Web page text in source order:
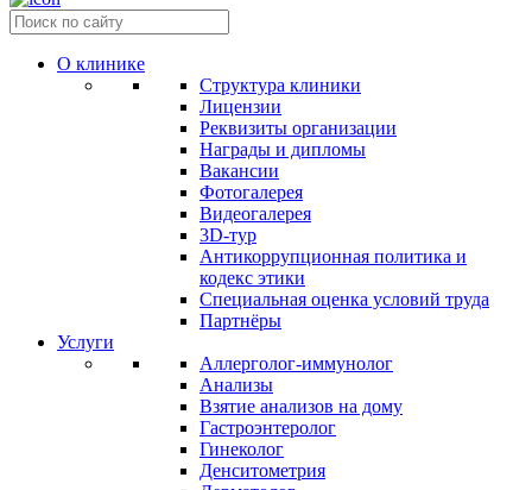
О клинике
Структура клиники
Лицензии
Реквизиты организации
Награды и дипломы
Вакансии
Фотогалерея
Видеогалерея
3D-тур
Антикоррупционная политика и
кодекс этики
Специальная оценка условий труда
Партнёры
Услуги
Аллерголог-иммунолог
Анализы
Взятие анализов на дому
Гастроэнтеролог
Гинеколог
Денситометрия